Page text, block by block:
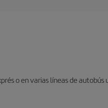
o en varias líneas de autobús